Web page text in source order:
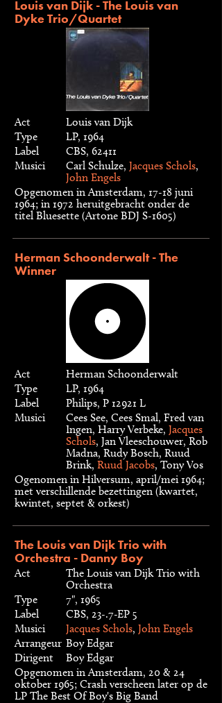
Louis van Dijk - The Louis van
Dyke Trio/Quartet
Act
Louis van Dijk
Type
LP, 1964
Label
CBS, 62411
Musici
Carl Schulze, Jacques Schols,
John Engels
Opgenomen in Amsterdam, 17-18 juni
1964; in 1972 heruitgebracht onder de
titel Bluesette (Artone BDJ S-1605)
Herman Schoonderwalt - The
Winner
Act
Herman Schoonderwalt
Type
LP, 1964
Label
Philips, P 12921 L
Musici
Cees See, Cees Smal, Fred van
Ingen, Harry Verbeke, Jacques
Schols, Jan Vleeschouwer, Rob
Madna, Rudy Bosch, Ruud
Brink, Ruud Jacobs, Tony Vos
Ogenomen in Hilversum, april/mei 1964;
met verschillende bezettingen (kwartet,
kwintet, septet & orkest)
The Louis van Dijk Trio with
Orchestra - Danny Boy
Act
The Louis van Dijk Trio with
Orchestra
Type
7", 1965
Label
CBS, 23-.7-EP 5
Musici
Jacques Schols, John Engels
Arrangeur Boy Edgar
Dirigent
Boy Edgar
Opgenomen in Amsterdam, 20 & 24
oktober 1965; Crash verscheen later op de
LP The Best Of Boy's Big Band